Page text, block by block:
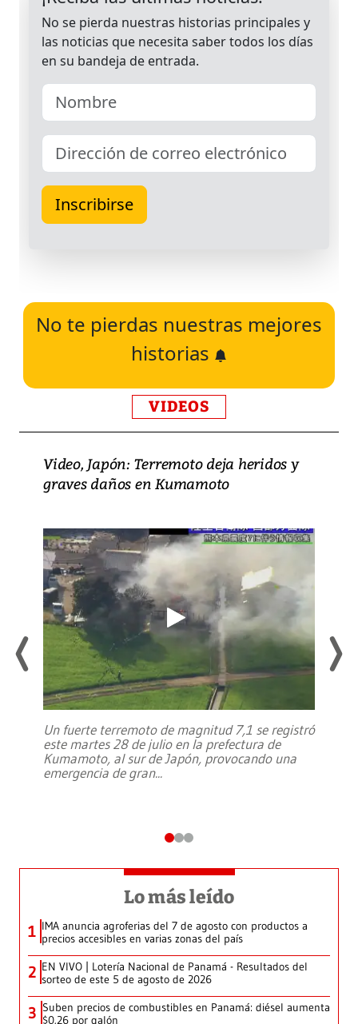
No te pierdas nuestras mejores
historias
VIDEOS
Video, Japón: Terremoto deja heridos y
graves daños en Kumamoto
Un fuerte terremoto de magnitud 7,1 se registró
este martes 28 de julio en la prefectura de
Kumamoto, al sur de Japón, provocando una
emergencia de gran...
Lo más leído
1 IMA anuncia agroferias del 7 de agosto con productos a
precios accesibles en varias zonas del país
2 EN VIVO | Lotería Nacional de Panamá - Resultados del
sorteo de este 5 de agosto de 2026
3 Suben precios de combustibles en Panamá: diésel aumenta
$0.26 por galón